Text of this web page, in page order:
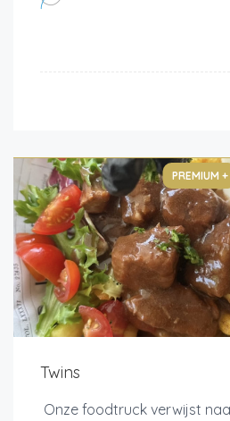
PREMIUM +
Twins
Onze foodtruck verwijst